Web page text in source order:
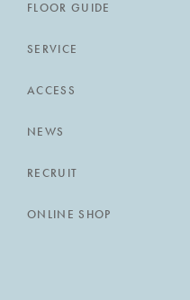
FLOOR GUIDE
SERVICE
ACCESS
NEWS
RECRUIT
ONLINE SHOP